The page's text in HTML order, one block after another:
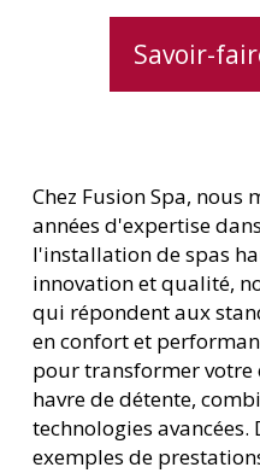
Savoir-
Chez Fusion Spa, nous
années d'expertise
l'installation de spas
innovation et qualité,
qui répondent aux
en confort et
pour transformer votre
havre de détente,
technologies avancées.
exemples de